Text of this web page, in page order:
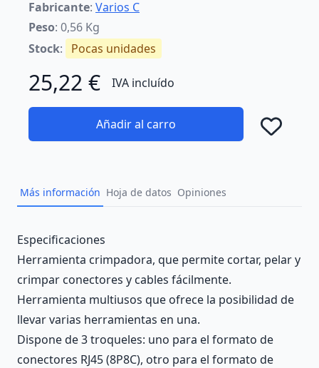
Fabricante: Varios C
Peso: 0,56 Kg
Stock: Pocas unidades
25,22 € IVA incluído
Añadir al carro
Más información Hoja de datos Opiniones
Description
Especificaciones
Herramienta crimpadora, que permite cortar, pelar y
crimpar conectores y cables fácilmente.
Herramienta multiusos que ofrece la posibilidad de
llevar varias herramientas en una.
Dispone de 3 troqueles: uno para el formato de
conectores RJ45 (8P8C), otro para el formato de